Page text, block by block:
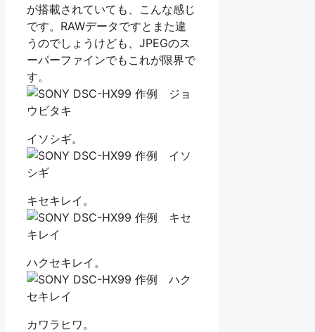
が搭載されていても、こんな感じ
です。RAWデータですとまた違
うのでしょうけども、JPEGのス
ーパーファインでもこれが限界で
す。
イソシギ。
キセキレイ。
ハクセキレイ。
カワラヒワ。